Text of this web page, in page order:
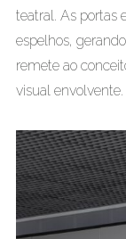
teatral. As portas
espelhos,
remete ao
visual envolvente.